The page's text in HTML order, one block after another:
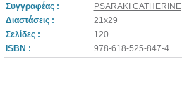
Συγγραφέας :
PSARAKI CATHERINE
Διαστάσεις :
21x29
Σελίδες :
120
ISBN :
978-618-525-847-4